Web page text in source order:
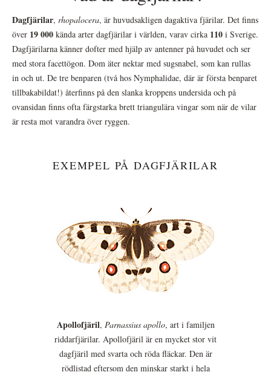
Dagfjärilar, rhopalocera, är huvudsakligen dagaktiva fjärilar. Det finns
över 19 000 kända arter dagfjärilar i världen, varav cirka 110 i Sverige.
Dagfjärilarna känner dofter med hjälp av antenner på huvudet och ser
med stora facettögon. Dom äter nektar med sugsnabel, som kan rullas
in och ut. De tre benparen (två hos Nymphalidae, där är första benparet
tillbakabildat!) återfinns på den slanka kroppens undersida och på
ovansidan finns ofta färgstarka brett triangulära vingar som när de vilar
är resta mot varandra över ryggen.
EXEMPEL PÅ DAGFJÄRILAR
Apollofjäril, Parnassius apollo, art i familjen
riddarfjärilar. Apollofjäril är en mycket stor vit
dagfjäril med svarta och röda fläckar. Den är
rödlistad eftersom den minskar starkt i hela